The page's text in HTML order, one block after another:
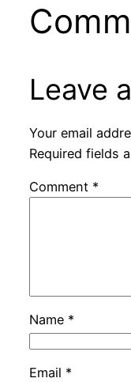
Leave
Your email
Required fields
Comment *
Name *
Email *